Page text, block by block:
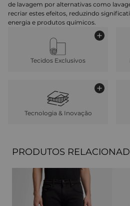
de lavagem por alternativas como
recriar estes efeitos, reduzindo
energia e produtos químicos.
Tecidos Exclusivos
Tecnologia & Inovação
PRODUTOS